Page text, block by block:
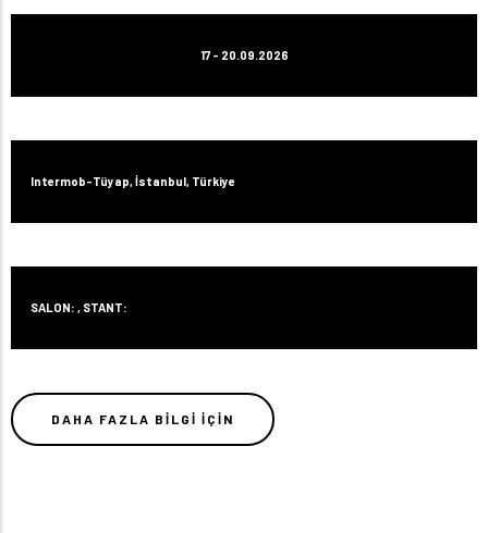
17 - 20.09.2026
Intermob-Tüyap, İstanbul, Türkiye
SALON: , STANT:
DAHA FAZLA BILGI IÇIN